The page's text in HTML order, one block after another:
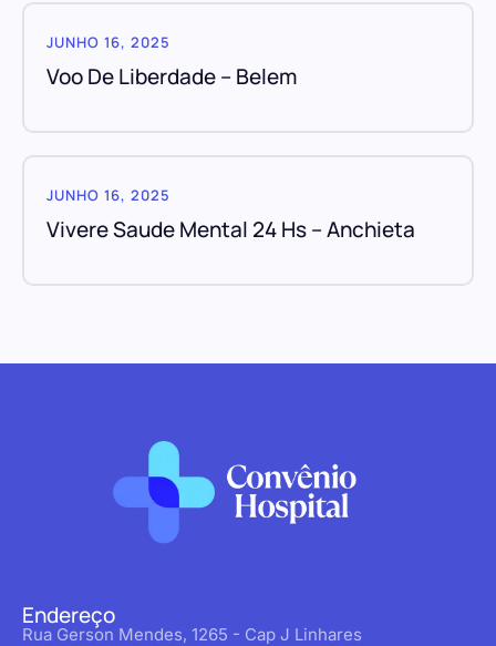
JUNHO 16, 2025
Voo De Liberdade – Belem
JUNHO 16, 2025
Vivere Saude Mental 24 Hs – Anchieta
Endereço
Rua Gerson Mendes, 1265 - Cap J Linhares